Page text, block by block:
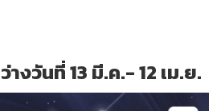
างวันที่ 13 มี.ค.- 12 เม.ย.